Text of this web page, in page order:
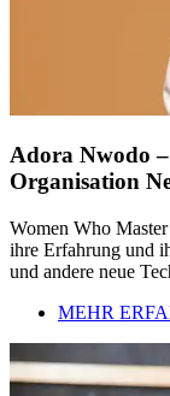
Adora Nwodo
Organisation
Women Who
ihre Erfahrung und
und andere neue
MEHR